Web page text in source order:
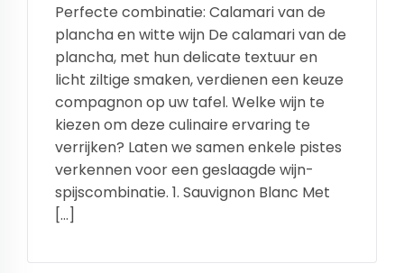
Perfecte combinatie: Calamari van de
plancha en witte wijn De calamari van de
plancha, met hun delicate textuur en
licht ziltige smaken, verdienen een keuze
compagnon op uw tafel. Welke wijn te
kiezen om deze culinaire ervaring te
verrijken? Laten we samen enkele pistes
verkennen voor een geslaagde wijn-
spijscombinatie. 1. Sauvignon Blanc Met
[…]